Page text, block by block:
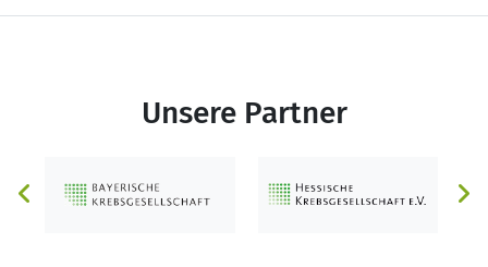
Unsere Partner